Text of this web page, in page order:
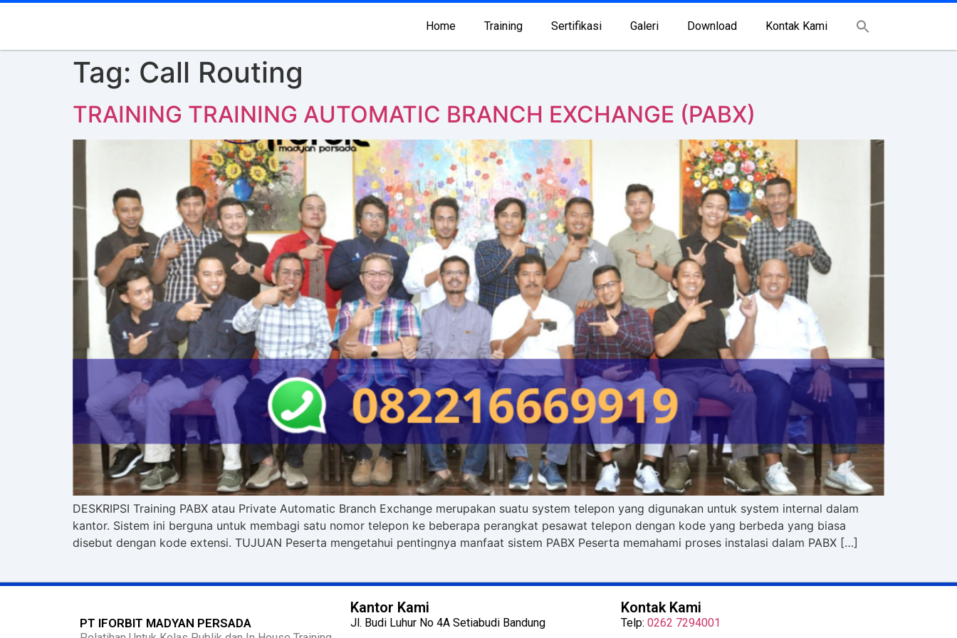
Home Training Sertifikasi Galeri Download Kontak Kami
Tag: Call Routing
TRAINING TRAINING AUTOMATIC BRANCH EXCHANGE (PABX)
DESKRIPSI Training PABX atau Private Automatic Branch Exchange merupakan suatu system telepon yang digunakan untuk system internal dalam
kantor. Sistem ini berguna untuk membagi satu nomor telepon ke beberapa perangkat pesawat telepon dengan kode yang berbeda yang biasa
disebut dengan kode extensi. TUJUAN Peserta mengetahui pentingnya manfaat sistem PABX Peserta memahami proses instalasi dalam PABX […]
PT IFORBIT MADYAN PERSADA
Kantor Kami
Jl. Budi Luhur No 4A Setiabudi Bandung
Kontak Kami
Telp: 0262 7294001